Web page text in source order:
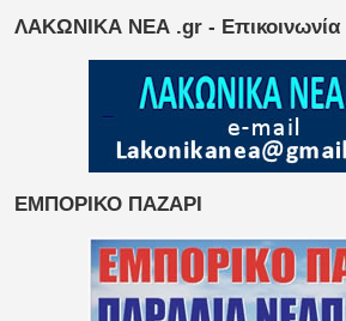
ΛΑΚΩΝΙΚΑ ΝΕΑ .gr - Επικοινωνία
ΕΜΠΟΡΙΚΟ ΠΑΖΑΡΙ